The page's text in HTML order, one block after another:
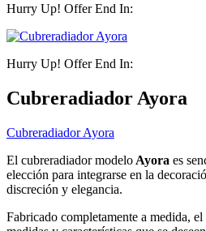
Hurry Up! Offer End In:
Hurry Up! Offer End In:
Cubreradiador Ayora
Cubreradiador Ayora
El cubreradiador modelo Ayora es
elección para integrarse en la
discreción y elegancia.
Fabricado completamente a medida,